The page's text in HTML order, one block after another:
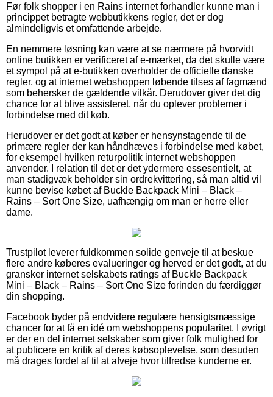
Før folk shopper i en Rains internet forhandler kunne man i
princippet betragte webbutikkens regler, det er dog
almindeligvis et omfattende arbejde.
En nemmere løsning kan være at se nærmere på hvorvidt
online butikken er verificeret af e-mærket, da det skulle være
et sympol på at e-butikken overholder de officielle danske
regler, og at internet webshoppen løbende tilses af fagmænd
som behersker de gældende vilkår. Derudover giver det dig
chance for at blive assisteret, når du oplever problemer i
forbindelse med dit køb.
Herudover er det godt at køber er hensynstagende til de
primære regler der kan håndhæves i forbindelse med købet,
for eksempel hvilken returpolitik internet webshoppen
anvender. I relation til det er det ydermere essesentielt, at
man stadigvæk beholder sin ordrekvittering, så man altid vil
kunne bevise købet af Buckle Backpack Mini – Black –
Rains – Sort One Size, uafhængig om man er herre eller
dame.
Trustpilot leverer fuldkommen solide genveje til at beskue
flere andre køberes evalueringer og herved er det godt, at du
gransker internet selskabets ratings af Buckle Backpack
Mini – Black – Rains – Sort One Size forinden du færdiggør
din shopping.
Facebook byder på endvidere regulære hensigtsmæssige
chancer for at få en idé om webshoppens popularitet. I øvrigt
er der en del internet selskaber som giver folk mulighed for
at publicere en kritik af deres købsoplevelse, som desuden
må drages fordel af til at afveje hvor tilfredse kunderne er.